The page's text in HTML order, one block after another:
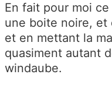
En fait pour moi
une boite noire, et
et en mettant la
quasiment autant
windaube.